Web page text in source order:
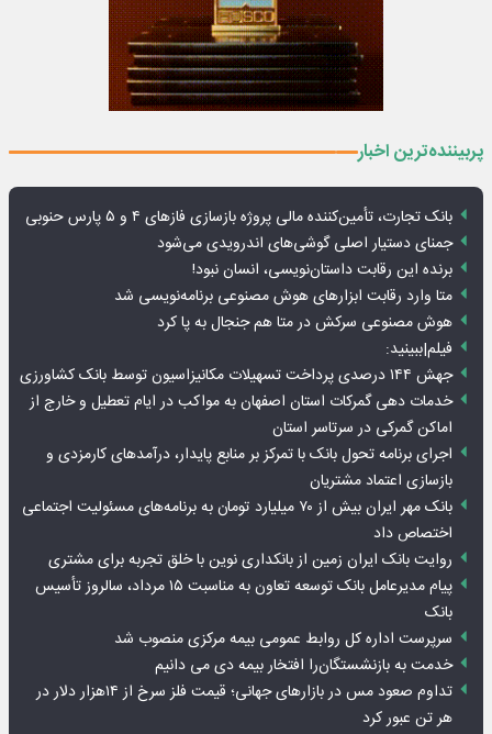
پربیننده‌ترین اخبار
بانک تجارت، تأمین‌کننده مالی پروژه بازسازی فازهای ۴ و ۵ پارس حنوبی
جمنای دستیار اصلی گوشی‌های اندرویدی می‌شود
برنده این رقابت داستان‌نویسی، انسان نبود!
متا وارد رقابت ابزارهای هوش مصنوعی برنامه‌نویسی شد
هوش مصنوعی سرکش در متا هم جنجال به پا کرد
فیلم|ببینید:
جهش ۱۴۴ درصدی پرداخت تسهیلات مکانیزاسیون توسط بانک کشاورزی
خدمات دهی گمرکات استان اصفهان به مواکب در ایام تعطیل و خارج از
اماکن گمرکی در سرتاسر استان
اجرای برنامه تحول بانک با تمرکز بر منابع پایدار، درآمدهای کارمزدی و
بازسازی اعتماد مشتریان
بانک مهر ایران بیش از ۷۰ میلیارد تومان به برنامه‌های مسئولیت اجتماعی
اختصاص داد
روایت بانک ایران زمین از بانکداری نوین با خلق تجربه برای مشتری
پیام مدیرعامل بانک توسعه تعاون به مناسبت ۱۵ مرداد، سالروز تأسیس
بانک
سرپرست اداره کل روابط عمومی بیمه مرکزی منصوب شد
خدمت به بازنشستگان‌را افتخار بیمه دی می دانیم
تداوم صعود مس در بازارهای جهانی؛ قیمت فلز سرخ از ۱۴هزار دلار در
هر تن عبور کرد